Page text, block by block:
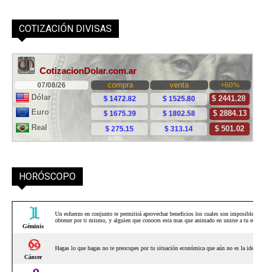
COTIZACIÓN DIVISAS
HORÓSCOPO